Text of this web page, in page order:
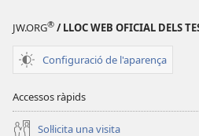
JW.ORG® / LLOC WEB OFICIAL DELS
Configuració de l'aparença
Accessos ràpids
Soŀlicita una visita